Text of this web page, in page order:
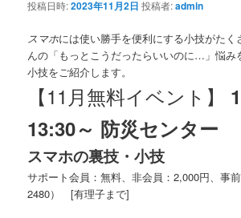
投稿日時:2023年11月2日 投稿者:admin
スマホには使い勝手を便利にする小技がたく
んの「もっとこうだったらいいのに…」悩み
小技をご紹介します。
【11月無料イベント】
13:30～ 防災センター
スマホの裏技・小技
サポート会員：無料、非会員：2,000円、事
2480） [有理子まで]